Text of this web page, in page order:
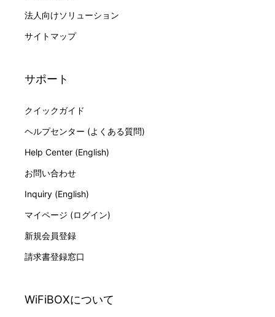
法人向けソリューション
サイトマップ
サポート
クイックガイド
ヘルプセンター (よくある質問)
Help Center (English)
お問い合わせ
Inquiry (English)
マイページ (ログイン)
新規会員登録
請求書登録窓口
WiFiBOXについて